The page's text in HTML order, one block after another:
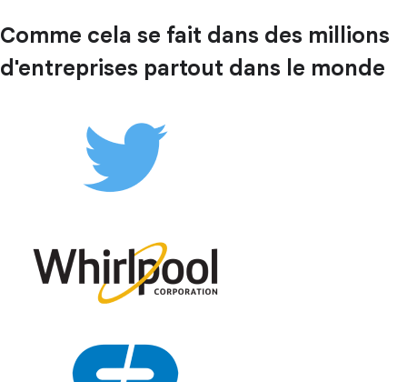
Comme cela se fait dans des millions
d'entreprises partout dans le monde